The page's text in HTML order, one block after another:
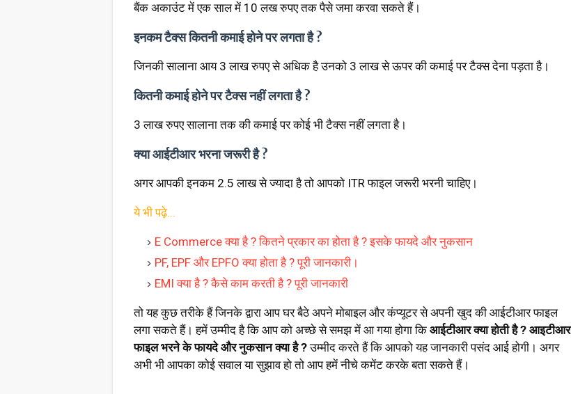
बैंक अकाउंट में एक साल में 10 लख रुपए तक पैसे जमा करवा सकते हैं।
इनकम टैक्स कितनी कमाई होने पर लगता है ?
जिनकी सालाना आय 3 लाख रुपए से अधिक है उनको 3 लाख से ऊपर की कमाई पर टैक्स देना पड़ता है।
कितनी कमाई होने पर टैक्स नहीं लगता है ?
3 लाख रुपए सालाना तक की कमाई पर कोई भी टैक्स नहीं लगता है।
क्या आईटीआर भरना जरूरी है ?
अगर आपकी इनकम 2.5 लाख से ज्यादा है तो आपको ITR फाइल जरूरी भरनी चाहिए।
ये भी पढ़े...
E Commerce क्या है ? कितने प्रकार का होता है ? इसके फायदे और नुकसान
PF, EPF और EPFO क्या होता है ? पूरी जानकारी।
EMI क्या है ? कैसे काम करती है ? पूरी जानकारी
तो यह कुछ तरीके हैं जिनके द्वारा आप घर बैठे अपने मोबाइल और कंप्यूटर से अपनी खुद की आईटीआर फाइल
लगा सकते हैं। हमें उम्मीद है कि आप को अच्छे से समझ में आ गया होगा कि आईटीआर क्या होती है ? आइटीआर
फाइल भरने के फायदे और नुकसान क्या है ?उम्मीद करते हैं कि आपको यह जानकारी पसंद आई होगी। अगर
अभी भी आपका कोई सवाल या सुझाव हो तो आप हमें नीचे कमेंट करके बता सकते हैं।